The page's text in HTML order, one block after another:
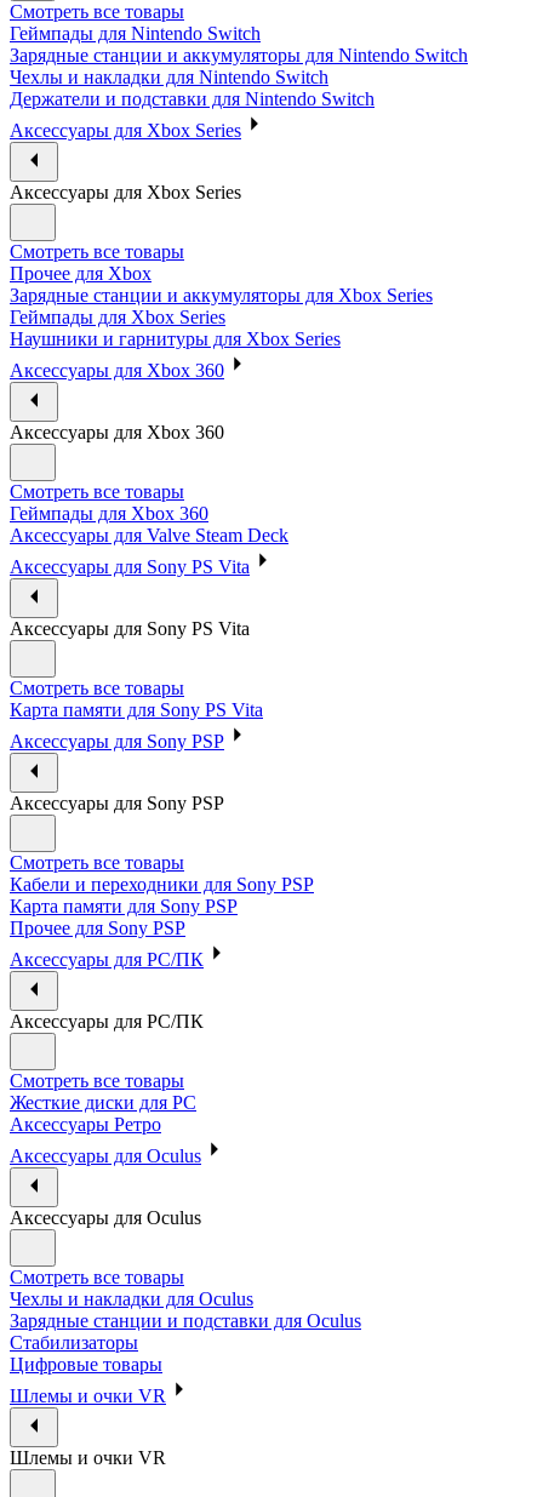
Смотреть все товары
Геймпады для Nintendo Switch
Зарядные станции и аккумуляторы для Nintendo Switch
Чехлы и накладки для Nintendo Switch
Держатели и подставки для Nintendo Switch
Аксессуары для Xbox Series
Аксессуары для Xbox Series
Смотреть все товары
Прочее для Xbox
Зарядные станции и аккумуляторы для Xbox Series
Геймпады для Xbox Series
Наушники и гарнитуры для Xbox Series
Аксессуары для Xbox 360
Аксессуары для Xbox 360
Смотреть все товары
Геймпады для Xbox 360
Аксессуары для Valve Steam Deck
Аксессуары для Sony PS Vita
Аксессуары для Sony PS Vita
Смотреть все товары
Карта памяти для Sony PS Vita
Аксессуары для Sony PSP
Аксессуары для Sony PSP
Смотреть все товары
Кабели и переходники для Sony PSP
Карта памяти для Sony PSP
Прочее для Sony PSP
Аксессуары для PC/ПК
Аксессуары для PC/ПК
Смотреть все товары
Жесткие диски для PC
Аксессуары Ретро
Аксессуары для Oculus
Аксессуары для Oculus
Смотреть все товары
Чехлы и накладки для Oculus
Зарядные станции и подставки для Oculus
Стабилизаторы
Цифровые товары
Шлемы и очки VR
Шлемы и очки VR